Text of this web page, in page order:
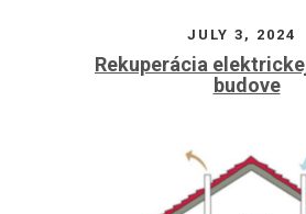
JULY 3, 2024
Rekuperácia
budove